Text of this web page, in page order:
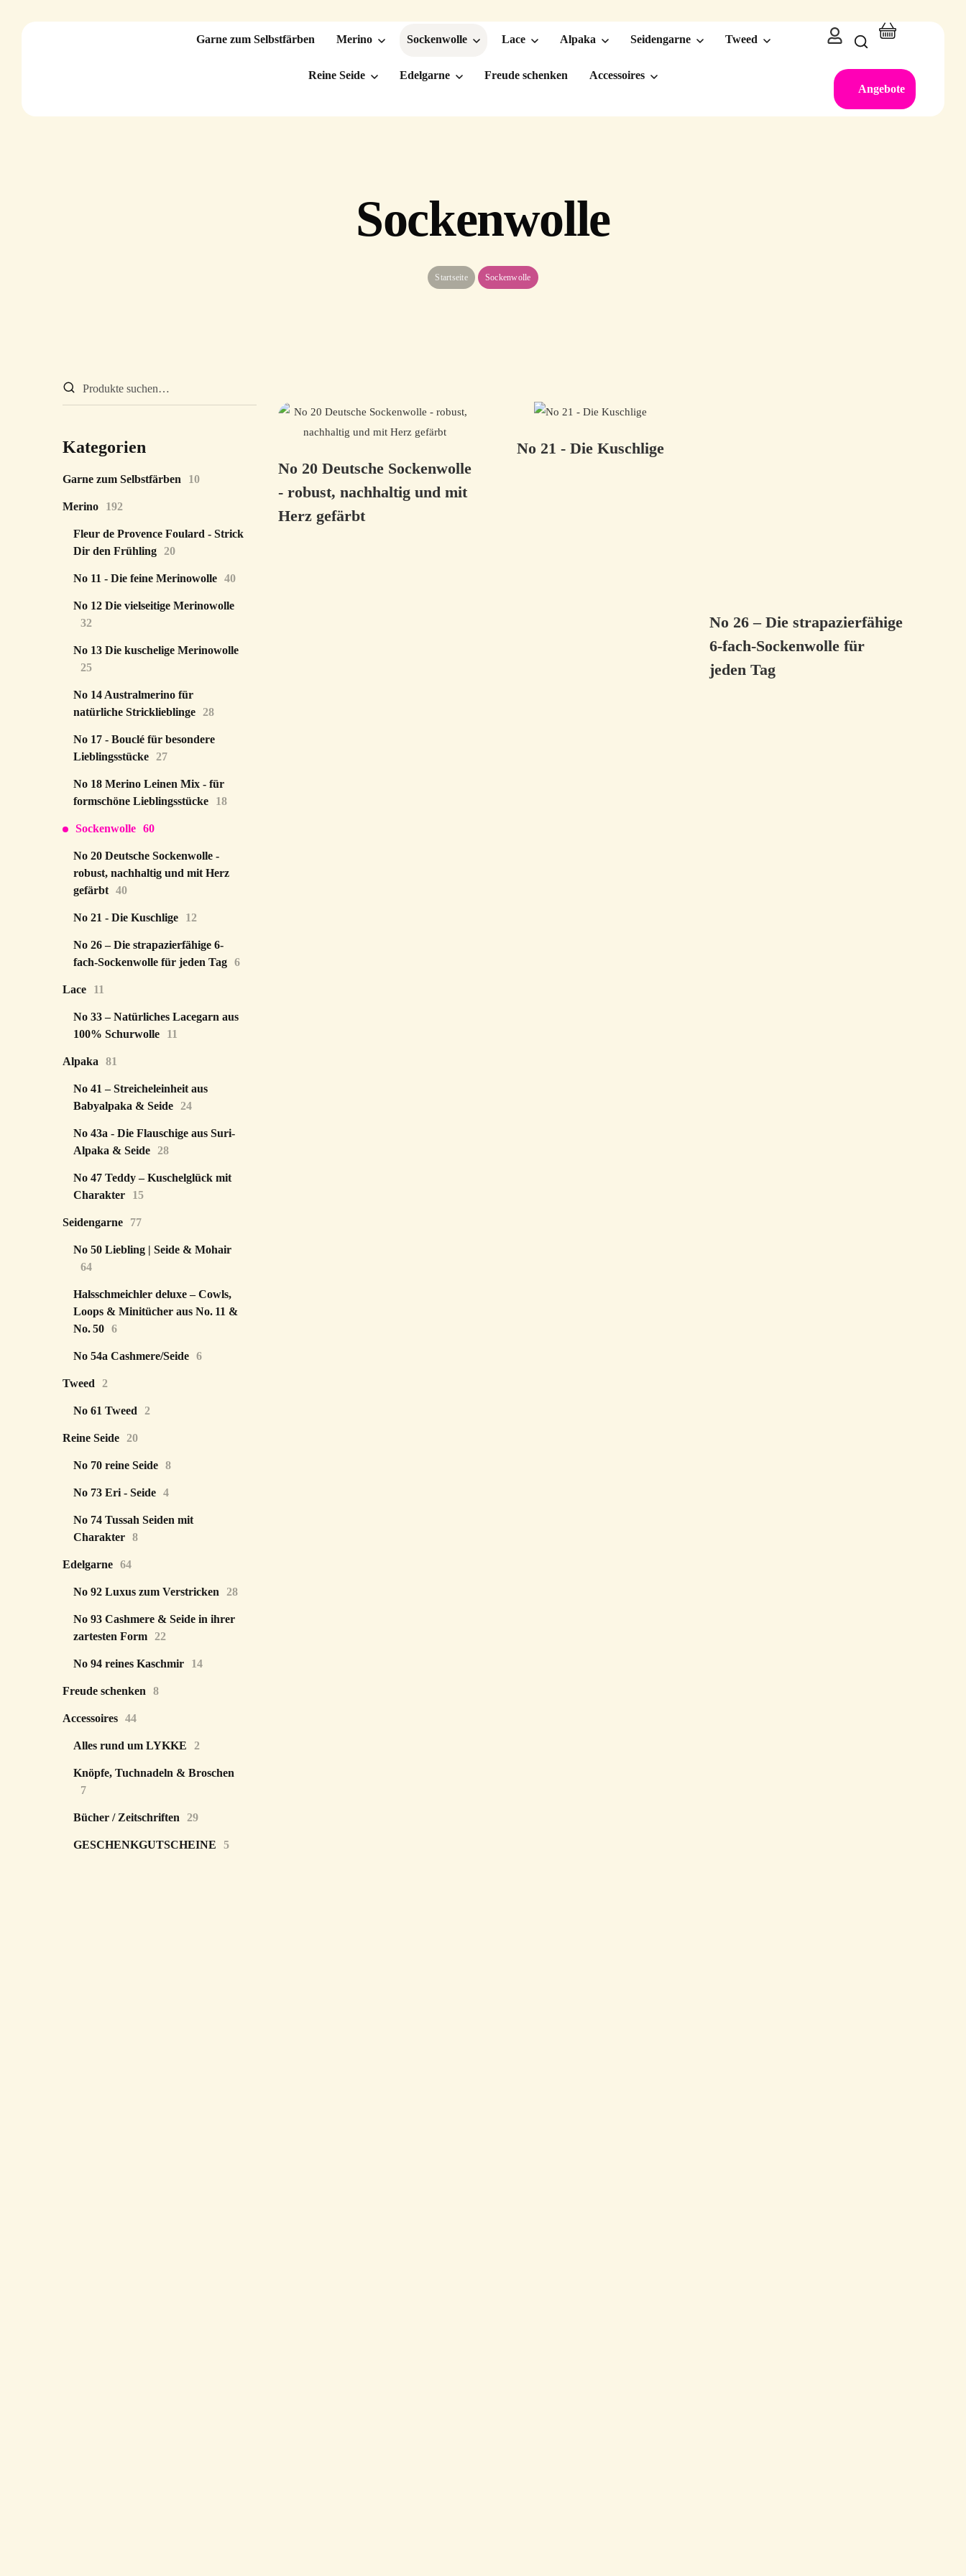
Garne zum Selbstfärben Merino Sockenwolle Lace Alpaka Seidengarne Tweed
Reine Seide Edelgarne Freude schenken
Accessoires
Angebote
Sockenwolle
Startseite Sockenwolle
No 20 Deutsche Sockenwolle
- robust, nachhaltig und mit
Herz gefärbt
No 21 - Die Kuschlige
No 26 – Die strapazierfähige
6-fach-Sockenwolle für
jeden Tag
Kategorien
Garne zum Selbstfärben 10
Merino 192
Fleur de Provence Foulard - Strick
Dir den Frühling
20
No 11 - Die feine Merinowolle 40
No 12 Die vielseitige Merinowolle
32
No 13 Die kuschelige Merinowolle
25
No 14 Australmerino für
natürliche Stricklieblinge
28
No 17 - Bouclé für besondere
Lieblingsstücke
27
No 18 Merino Leinen Mix - für
formschöne Lieblingsstücke
18
Sockenwolle 60
No 20 Deutsche Sockenwolle -
robust, nachhaltig und mit Herz
gefärbt 40
No 21 - Die Kuschlige 12
No 26 – Die strapazierfähige 6-
fach-Sockenwolle für jeden Tag 6
Lace 11
No 33 – Natürliches Lacegarn aus
100% Schurwolle
11
Alpaka 81
No 41 – Streicheleinheit aus
Babyalpaka & Seide
24
No 43a - Die Flauschige aus Suri-
Alpaka & Seide
28
No 47 Teddy – Kuschelglück mit
Charakter
15
Seidengarne 77
No 50 Liebling | Seide & Mohair
64
Halsschmeichler deluxe – Cowls,
Loops & Minitücher aus No. 11 &
No. 50 6
No 54a Cashmere/Seide 6
Tweed 2
No 61 Tweed 2
Reine Seide 20
No 70 reine Seide 8
No 73 Eri - Seide 4
No 74 Tussah Seiden mit
Charakter 8
Edelgarne 64
No 92 Luxus zum Verstricken 28
No 93 Cashmere & Seide in ihrer
zartesten Form
22
No 94 reines Kaschmir 14
Freude schenken 8
Accessoires 44
Alles rund um LYKKE 2
Knöpfe, Tuchnadeln & Broschen
7
Bücher / Zeitschriften 29
GESCHENKGUTSCHEINE 5